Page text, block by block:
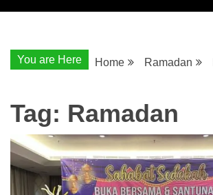
You are Here Home Ramadan
Tag: Ramadan